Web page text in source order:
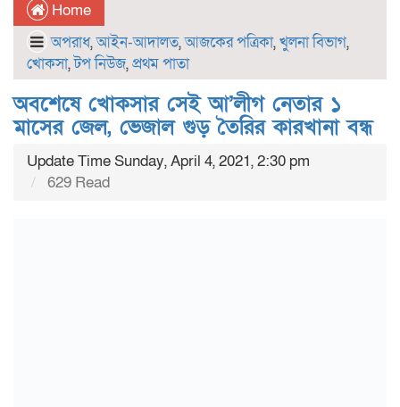
Home
অপরাধ,আইন-আদালত,আজকের পত্রিকা,খুলনা বিভাগ,
খোকসা,টপ নিউজ,প্রথম পাতা
অবশেষে খোকসার সেই আ’লীগ নেতার ১
মাসের জেল, ভেজাল গুড় তৈরির কারখানা বন্ধ
Update Time Sunday, April 4, 2021, 2:30 pm
629 Read